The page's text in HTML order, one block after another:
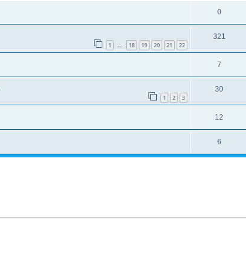
0
1 … 18 19 20 21 22
321
7
1 2 3
30
12
6